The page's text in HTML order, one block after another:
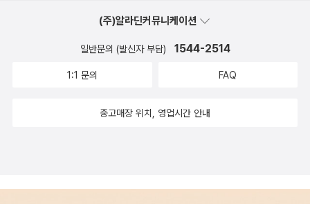
(주)알라딘커뮤니케이션
일반문의 (발신자 부담) 1544-2514
1:1 문의 FAQ
중고매장 위치, 영업시간 안내